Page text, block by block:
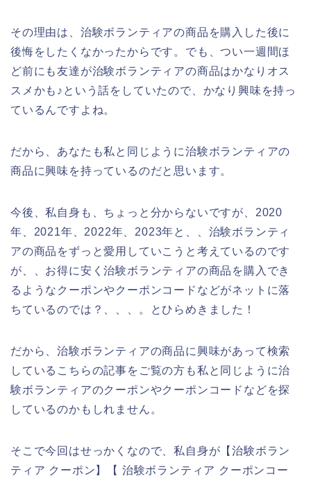
その理由は、治験ボランティアの商品を購入した後に
後悔をしたくなかったからです。でも、つい一週間ほ
ど前にも友達が治験ボランティアの商品はかなりオス
スメかも♪という話をしていたので、かなり興味を持っ
ているんですよね。
だから、あなたも私と同じように治験ボランティアの
商品に興味を持っているのだと思います。
今後、私自身も、ちょっと分からないですが、2020
年、2021年、2022年、2023年と、、治験ボランティ
アの商品をずっと愛用していこうと考えているのです
が、、お得に安く治験ボランティアの商品を購入でき
るようなクーポンやクーポンコードなどがネットに落
ちているのでは？、、、。とひらめきました！
だから、治験ボランティアの商品に興味があって検索
しているこちらの記事をご覧の方も私と同じように治
験ボランティアのクーポンやクーポンコードなどを探
しているのかもしれません。
そこで今回はせっかくなので、私自身が【治験ボラン
ティア クーポン】【 治験ボランティア クーポンコー